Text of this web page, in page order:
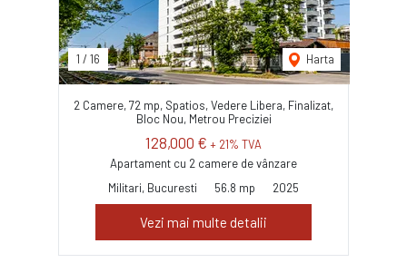
1 / 16 Harta
2 Camere, 72 mp, Spatios, Vedere Libera, Finalizat,
Bloc Nou, Metrou Preciziei
128,000 € + 21% TVA
Apartament cu 2 camere de vânzare
Militari, Bucuresti
56.8 mp 2025
Vezi mai multe detalii